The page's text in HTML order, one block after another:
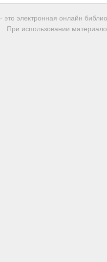
- это электронная онлайн
При использовании